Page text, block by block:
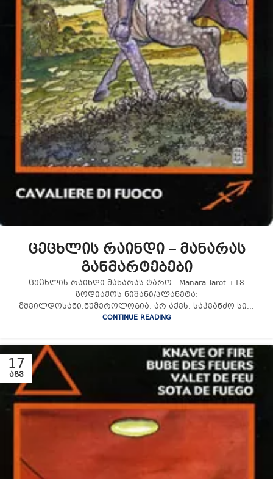
ცეცხლის რაინდი – მანარას
განმარტებები
ცეცხლის რაინდი მანარას ტარო - Manara Tarot +18
ზოდიაქოს ნიშანი/პლანეტა:
მშვილდოსანი.ნუმეროლოგია: არ აქვს. საკვანძო სი...
CONTINUE READING
17
ᲐᲒᲕ